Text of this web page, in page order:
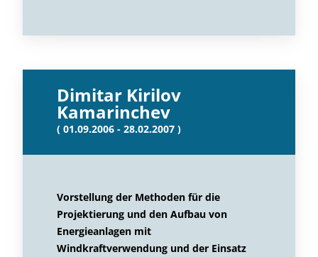
Dimitar Kirilov
Kamarinchev
( 01.09.2006 - 28.02.2007 )
Vorstellung der Methoden für die
Projektierung und den Aufbau von
Energieanlagen mit
Windkraftverwendung und der Einsatz